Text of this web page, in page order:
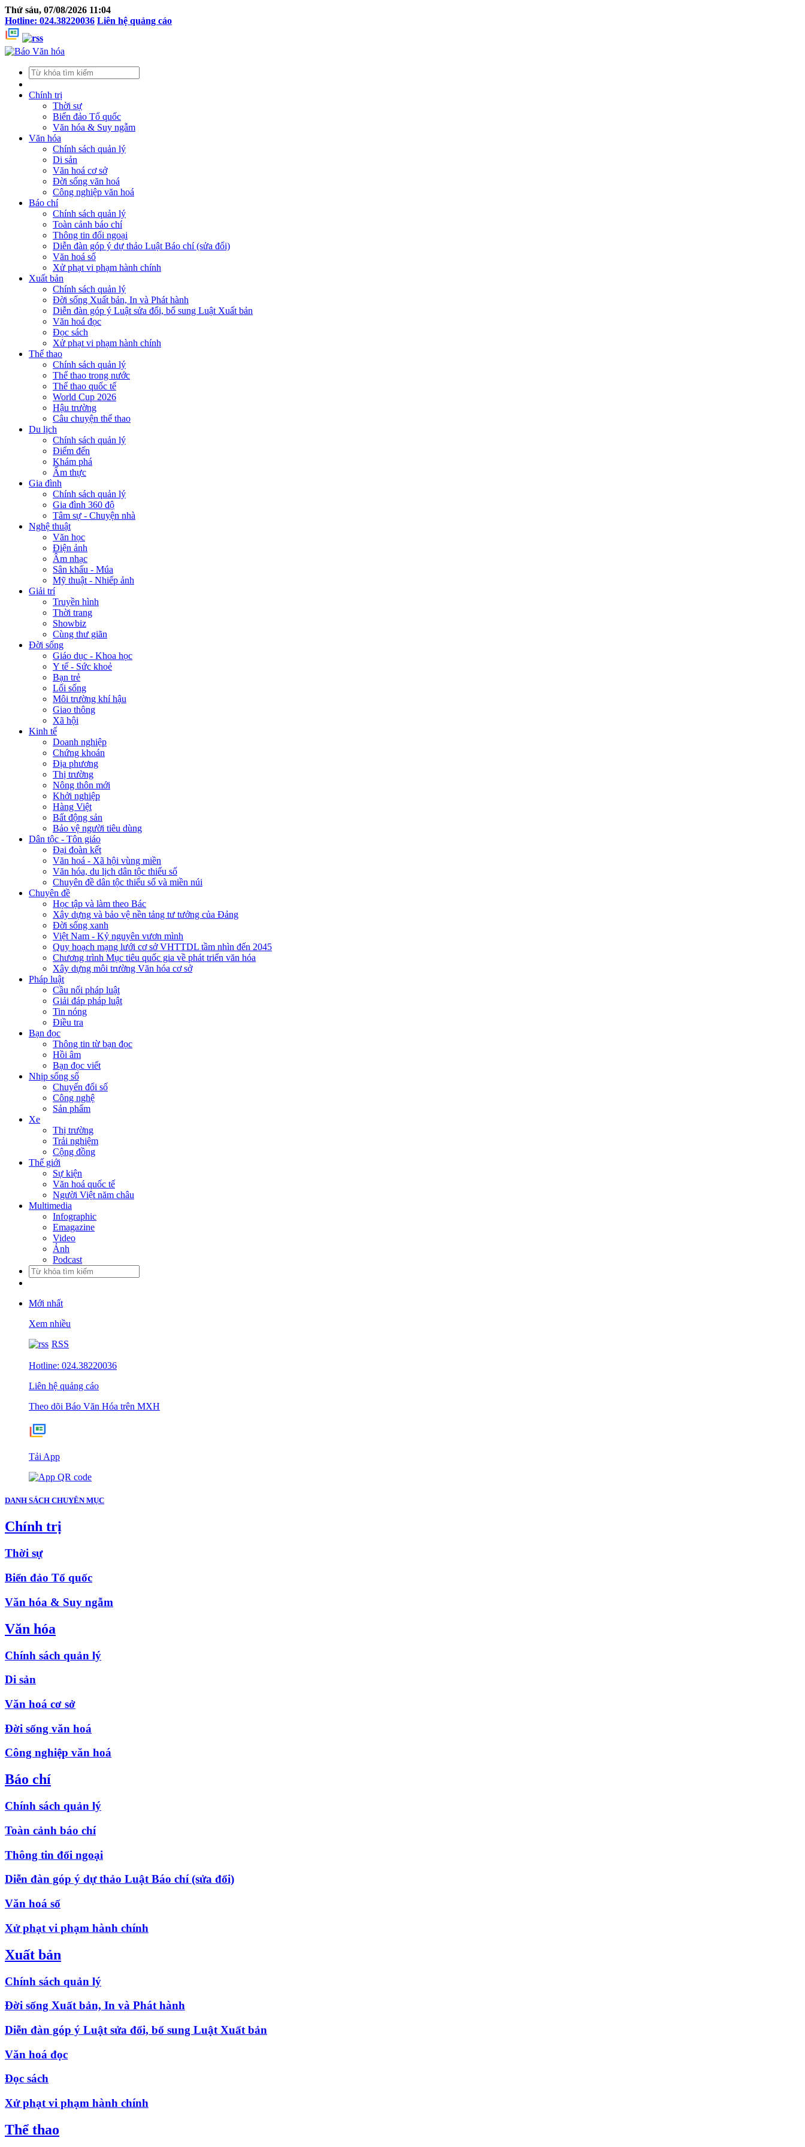
Thứ sáu, 07/08/2026 11:04
Hotline: 024.38220036 Liên hệ quảng cáo
Chính trị
Thời sự
Biển đảo Tổ quốc
Văn hóa & Suy ngẫm
Văn hóa
Chính sách quản lý
Di sản
Văn hoá cơ sở
Đời sống văn hoá
Công nghiệp văn hoá
Báo chí
Chính sách quản lý
Toàn cảnh báo chí
Thông tin đối ngoại
Diễn đàn góp ý dự thảo Luật Báo chí (sửa đổi)
Văn hoá số
Xử phạt vi phạm hành chính
Xuất bản
Chính sách quản lý
Đời sống Xuất bản, In và Phát hành
Diễn đàn góp ý Luật sửa đổi, bổ sung Luật Xuất bản
Văn hoá đọc
Đọc sách
Xử phạt vi phạm hành chính
Thể thao
Chính sách quản lý
Thể thao trong nước
Thể thao quốc tế
World Cup 2026
Hậu trường
Câu chuyện thể thao
Du lịch
Chính sách quản lý
Điểm đến
Khám phá
Ẩm thực
Gia đình
Chính sách quản lý
Gia đình 360 độ
Tâm sự - Chuyện nhà
Nghệ thuật
Văn học
Điện ảnh
Âm nhạc
Sân khấu - Múa
Mỹ thuật - Nhiếp ảnh
Giải trí
Truyền hình
Thời trang
Showbiz
Cùng thư giãn
Đời sống
Giáo dục - Khoa học
Y tế - Sức khoẻ
Bạn trẻ
Lối sống
Môi trường khí hậu
Giao thông
Xã hội
Kinh tế
Doanh nghiệp
Chứng khoán
Địa phương
Thị trường
Nông thôn mới
Khởi nghiệp
Hàng Việt
Bất động sản
Bảo vệ người tiêu dùng
Dân tộc - Tôn giáo
Đại đoàn kết
Văn hoá - Xã hội vùng miền
Văn hóa, du lịch dân tộc thiểu số
Chuyên đề dân tộc thiểu số và miền núi
Chuyên đề
Học tập và làm theo Bác
Xây dựng và bảo vệ nền tảng tư tưởng của Đảng
Đời sống xanh
Việt Nam - Kỷ nguyên vươn mình
Quy hoạch mạng lưới cơ sở VHTTDL tầm nhìn đến 2045
Chương trình Mục tiêu quốc gia về phát triển văn hóa
Xây dựng môi trường Văn hóa cơ sở
Pháp luật
Cầu nối pháp luật
Giải đáp pháp luật
Tin nóng
Điều tra
Bạn đọc
Thông tin từ bạn đọc
Hồi âm
Bạn đọc viết
Nhịp sống số
Chuyển đổi số
Công nghệ
Sản phẩm
Xe
Thị trường
Trải nghiệm
Cộng đồng
Thế giới
Sự kiện
Văn hoá quốc tế
Người Việt năm châu
Multimedia
Infographic
Emagazine
Video
Ảnh
Podcast
Mới nhất
Xem nhiều
RSS
Hotline: 024.38220036
Liên hệ quảng cáo
Theo dõi Báo Văn Hóa trên MXH
Tải App
DANH SÁCH CHUYÊN MỤC
Chính trị
Thời sự
Biển đảo Tổ quốc
Văn hóa & Suy ngẫm
Văn hóa
Chính sách quản lý
Di sản
Văn hoá cơ sở
Đời sống văn hoá
Công nghiệp văn hoá
Báo chí
Chính sách quản lý
Toàn cảnh báo chí
Thông tin đối ngoại
Diễn đàn góp ý dự thảo Luật Báo chí (sửa đổi)
Văn hoá số
Xử phạt vi phạm hành chính
Xuất bản
Chính sách quản lý
Đời sống Xuất bản, In và Phát hành
Diễn đàn góp ý Luật sửa đổi, bổ sung Luật Xuất bản
Văn hoá đọc
Đọc sách
Xử phạt vi phạm hành chính
Thể thao